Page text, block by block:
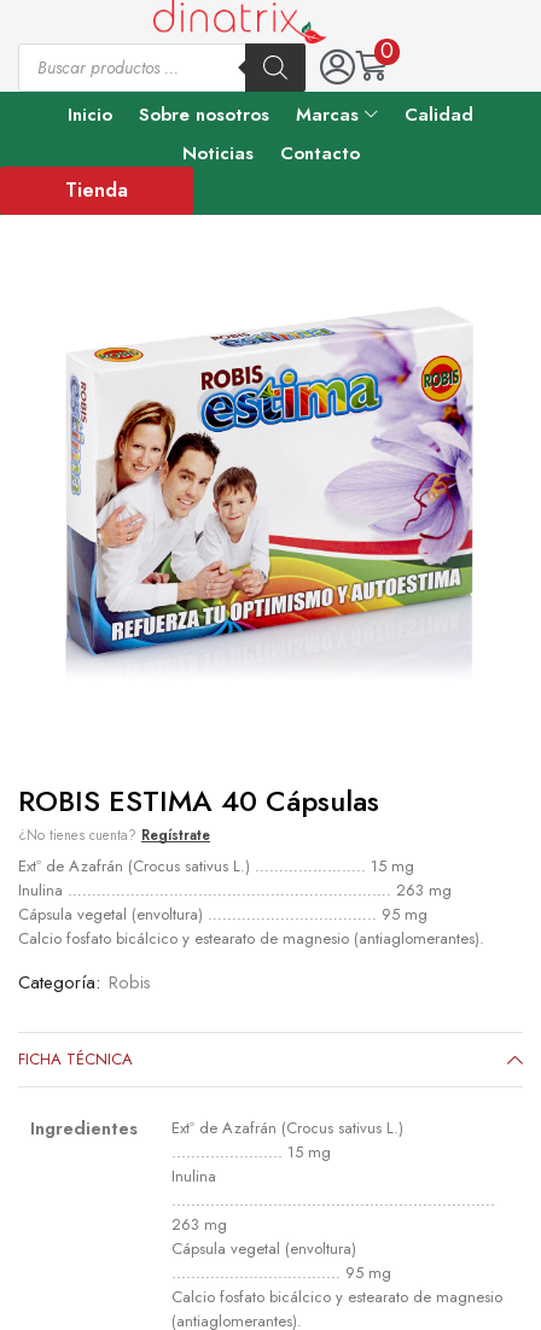
0
Inicio Sobre nosotros Marcas
Calidad
Noticias
Contacto
Tienda
ROBIS ESTIMA 40 Cápsulas
¿No tienes cuenta? Regístrate
Extº de Azafrán (Crocus sativus L.) ………………….. 15 mg
Inulina …………………………………………………………. 263 mg
Cápsula vegetal (envoltura) …………………………….. 95 mg
Calcio fosfato bicálcico y estearato de magnesio (antiaglomerantes).
Categoría: Robis
FICHA TÉCNICA
Ingredientes
Extº de Azafrán (Crocus sativus L.)
....................... 15 mg
Inulina
...................................................................
263 mg
Cápsula vegetal (envoltura)
................................... 95 mg
Calcio fosfato bicálcico y estearato de magnesio
(antiaglomerantes).